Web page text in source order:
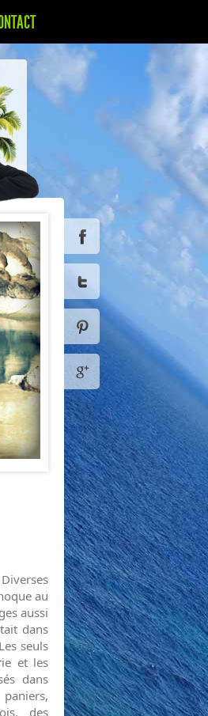
au
aussi
dans
seuls
et les
dans
des